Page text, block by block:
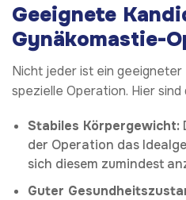
Geeignete
Gynäkomastie-
Nicht jeder ist ein geeigneter
spezielle Operation. Hier
Stabiles Körpergewicht:
der Operation das
sich diesem zumindest
Guter